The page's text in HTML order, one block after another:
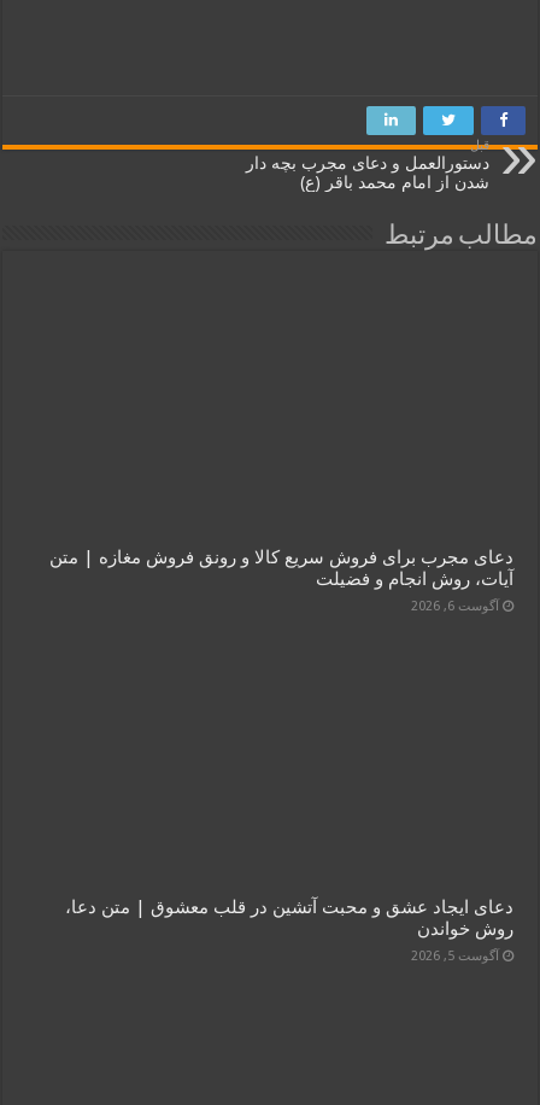
قبل
دستورالعمل و دعای مجرب بچه دار
شدن از امام محمد باقر (ع)
مطالب مرتبط
دعای مجرب برای فروش سریع کالا و رونق فروش مغازه | متن
آیات، روش انجام و فضیلت
آگوست 6, 2026
دعای ایجاد عشق و محبت آتشین در قلب معشوق | متن دعا،
روش خواندن
آگوست 5, 2026